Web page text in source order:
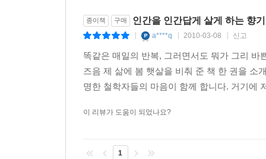
종이책 구매 인간을 인간답게 살게 하는 향기
a****q 2010-03-08 신고
똑같은 매일의 반복, 그러면서도 뭐가 그리 바
즈음 제 삶에 봄 햇살을 비춰 준 책 한 권을 소
명한 철학자들의 마음이 함께 합니다. 거기에
이 리뷰가 도움이 되었나요?
1